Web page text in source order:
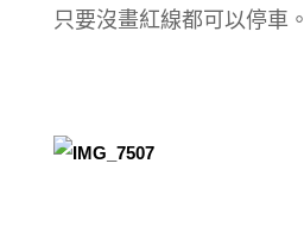
只要沒畫紅線都可以停車。